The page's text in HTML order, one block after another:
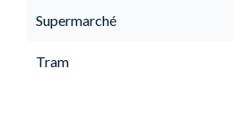
Supermarché
Tram